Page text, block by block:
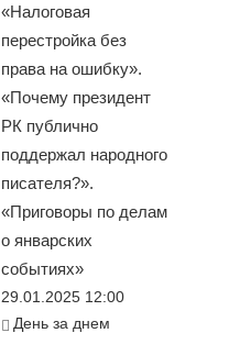
«Налоговая
перестройка без
права на ошибку».
«Почему президент
РК публично
поддержал народного
писателя?».
«Приговоры по делам
о январских
событиях»
29.01.2025 12:00
День за днем